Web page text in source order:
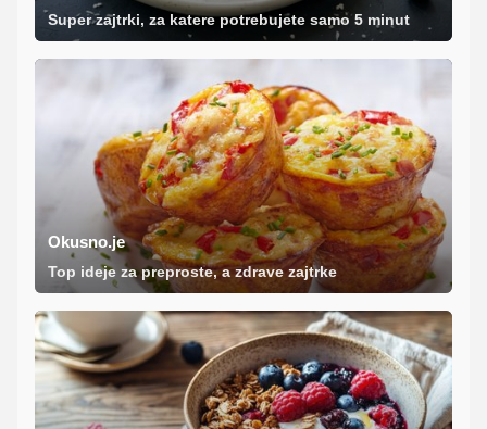
Super zajtrki, za katere potrebujete samo 5 minut
Okusno.je
Top ideje za preproste, a zdrave zajtrke